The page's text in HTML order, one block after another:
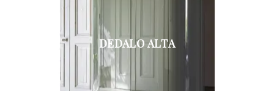
DEDALO ALTA